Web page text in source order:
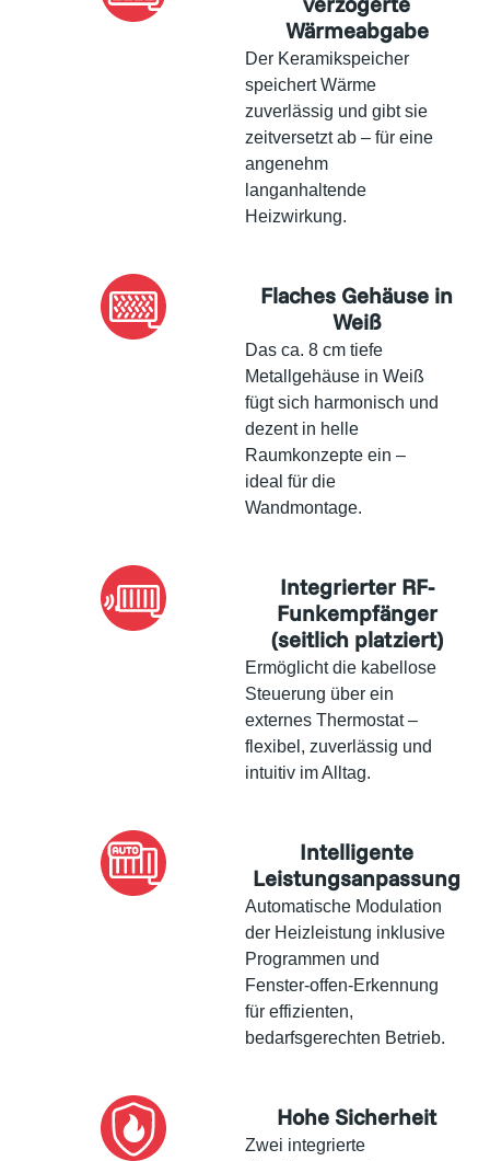
Wärmeabgabe
Der Keramikspeicher
speichert Wärme
zuverlässig und gibt sie
zeitversetzt ab – für eine
angenehm
langanhaltende
Heizwirkung.
Flaches Gehäuse in
Weiß
Das ca. 8 cm tiefe
Metallgehäuse in Weiß
fügt sich harmonisch und
dezent in helle
Raumkonzepte ein –
ideal für die
Wandmontage.
Integrierter RF-
Funkempfänger
(seitlich platziert)
Ermöglicht die kabellose
Steuerung über ein
externes Thermostat –
flexibel, zuverlässig und
intuitiv im Alltag.
Intelligente
Leistungsanpassung
Automatische Modulation
der Heizleistung inklusive
Programmen und
Fenster-offen-Erkennung
für effizienten,
bedarfsgerechten Betrieb.
Hohe Sicherheit
Zwei integrierte